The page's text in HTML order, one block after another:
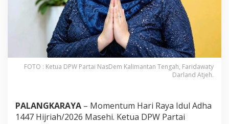
FOTO : Ketua DPW Partai NasDem Kalimantan Tengah, Faridawaty
Darland Atjeh.
PALANGKARAYA – Momentum Hari Raya Idul Adha
1447 Hijriah/2026 Masehi. Ketua DPW Partai